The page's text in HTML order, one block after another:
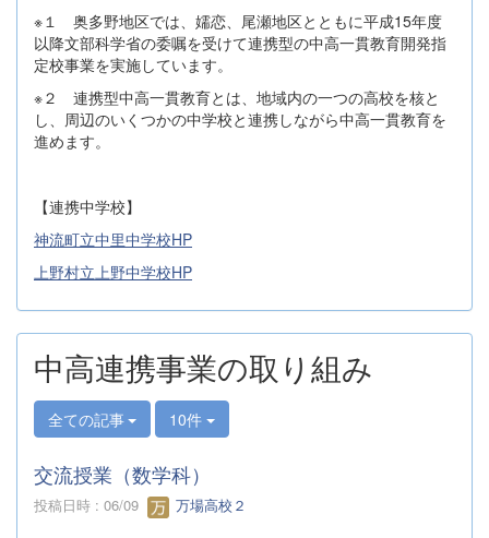
※１ 奥多野地区では、嬬恋、尾瀬地区とともに平成15年度
以降文部科学省の委嘱を受けて連携型の中高一貫教育開発指
定校事業を実施しています。
※２ 連携型中高一貫教育とは、地域内の一つの高校を核と
し、周辺のいくつかの中学校と連携しながら中高一貫教育を
進めます。
【連携中学校】
神流町立中里中学校HP
上野村立上野中学校HP
中高連携事業の取り組み
全ての記事 10件
交流授業（数学科）
投稿日時 : 06/09 万場高校２